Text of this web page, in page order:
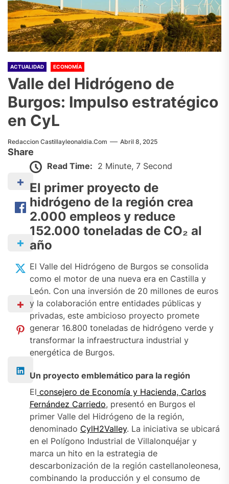
ACTUALIDAD ECONOMÍA
Valle del Hidrógeno de
Burgos: Impulso estratégico
en CyL
Redaccion Castillayleonaldia.com Abril 8, 2025
Share
Read Time: 2 Minute, 7 Second
El primer proyecto de
hidrógeno de la región crea
2.000 empleos y reduce
152.000 toneladas de CO₂ al
año
El Valle del Hidrógeno de Burgos se consolida
como el motor de una nueva era en Castilla y
León. Con una inversión de 20 millones de euros
y la colaboración entre entidades públicas y
privadas, este ambicioso proyecto promete
generar 16.800 toneladas de hidrógeno verde y
transformar la infraestructura industrial y
energética de Burgos.
Un proyecto emblemático para la región
El consejero de Economía y Hacienda, Carlos
Fernández Carriedo, presentó en Burgos el
primer Valle del Hidrógeno de la región,
denominado CylH2Valley. La iniciativa se ubicará
en el Polígono Industrial de Villalonquéjar y
marca un hito en la estrategia de
descarbonización de la región castellanoleonesa,
combinando la producción y el consumo de